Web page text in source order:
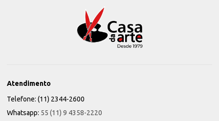
Atendimento
Telefone: (11) 2344-2600
Whatsapp: 55 (11) 9 4358-2220